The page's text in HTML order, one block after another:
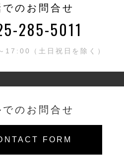
でのお問合せ
285-5011
17:00（土日祝日を除く）
でのお問合せ
FORM